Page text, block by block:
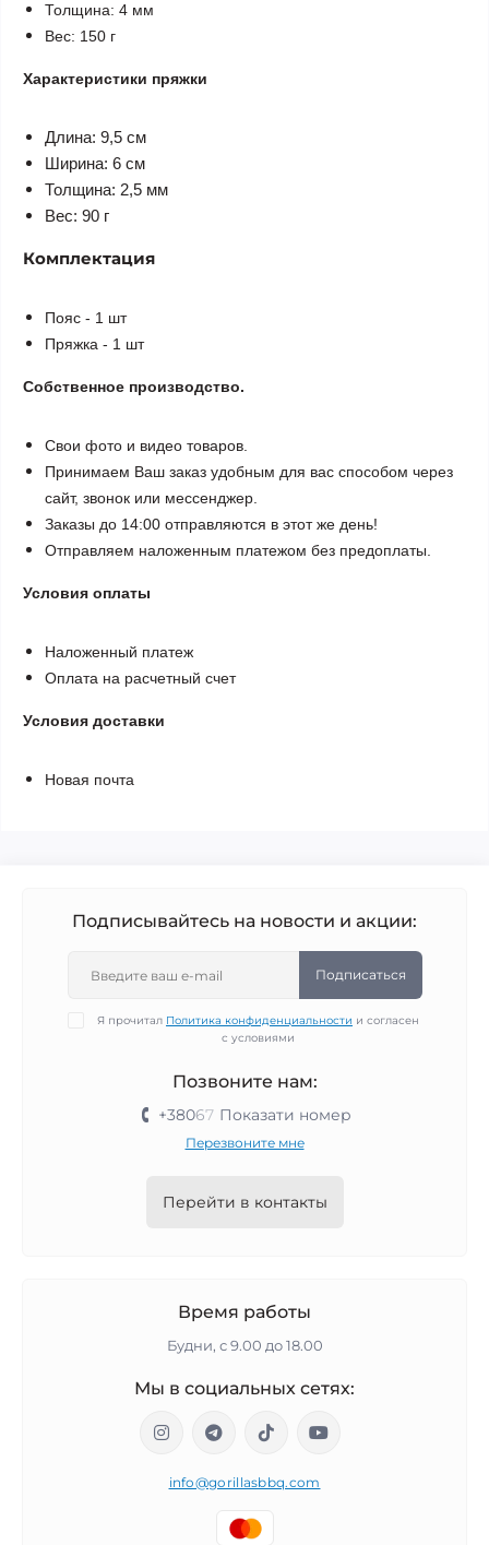
Толщина: 4 мм
Вес: 150 г
Характеристики пряжки
Длина: 9,5 см
Ширина: 6 см
Толщина: 2,5 мм
Вес: 90 г
Комплектация
Пояс - 1 шт
Пряжка - 1 шт
Собственное производство.
Свои фото и видео товаров.
Принимаем Ваш заказ удобным для вас способом через
сайт, звонок или мессенджер.
Заказы до 14:00 отправляются в этот же день!
Отправляем наложенным платежом без предоплаты.
Условия оплаты
Наложенный платеж
Оплата на расчетный счет
Условия доставки
Новая почта
Подписывайтесь на новости и акции:
Подписаться
Я прочитал Политика конфиденциальности и согласен
с условиями
Позвоните нам:
+38067 Показати номер
Перезвоните мне
Перейти в контакты
Время работы
Будни, с 9.00 до 18.00
Мы в социальных сетях:
info@gorillasbbq.com